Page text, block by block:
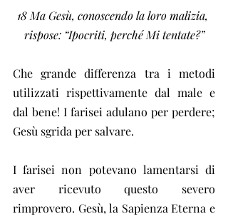
18 Ma Gesù, conoscendo la loro malizia,
rispose: “Ipocriti, perché Mi tentate?”
Che grande differenza tra i metodi
utilizzati rispettivamente dal male e
dal bene! I farisei adulano per perdere;
Gesù sgrida per salvare.
I farisei non potevano lamentarsi di
aver ricevuto questo severo
rimprovero. Gesù, la Sapienza Eterna e